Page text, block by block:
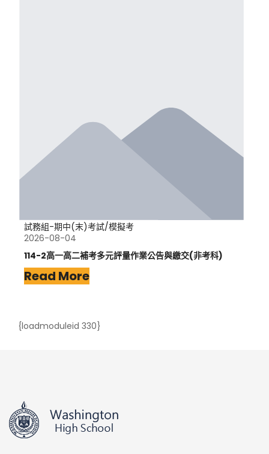
試務組-期中(末)考試/模擬考
2026-08-04
114-2高一高二補考多元評量作業公告與繳交(非考科)
Read More
{loadmoduleid 330}